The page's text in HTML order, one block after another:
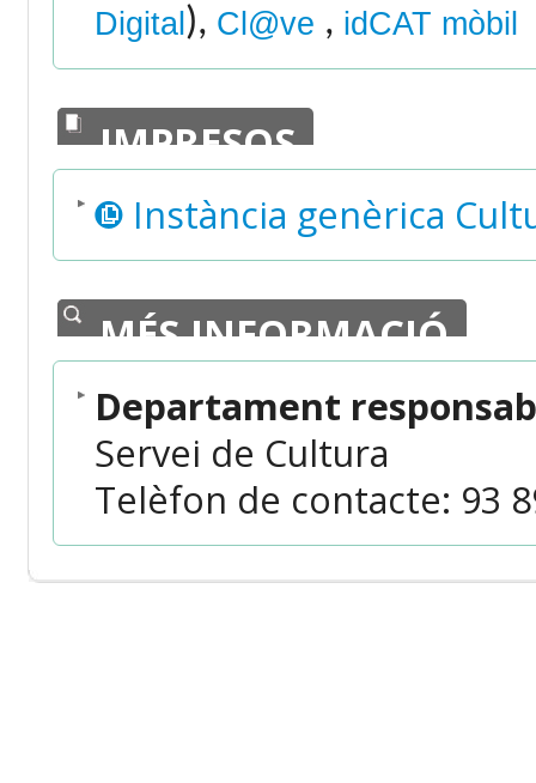
Digital), Cl@ve , idCAT mòbil
IMPRESOS
Instància genèrica
MÉS INFORMACIÓ
Departament
Servei de Cultura
Telèfon de contacte: 93